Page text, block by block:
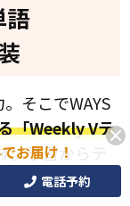
語
そこでWAYS
「Weekly Vテ
。予習からテ
に語彙力が身
お届け！
電話予約